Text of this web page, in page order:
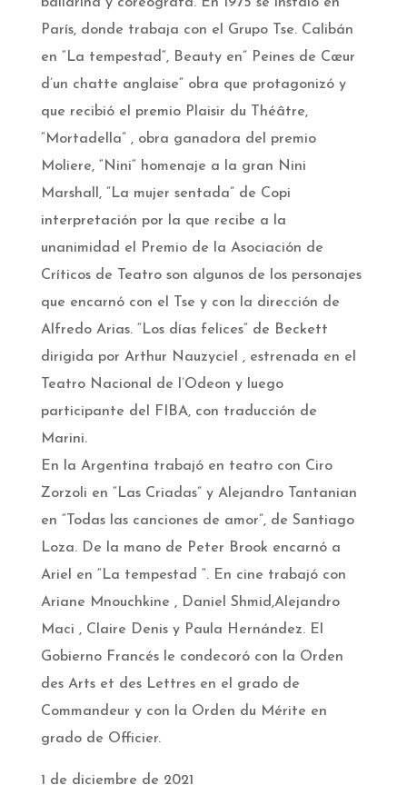
París, donde trabaja con el Grupo Tse. Calibán
en “La tempestad“, Beauty en” Peines de Cœur
d’un chatte anglaise“ obra que protagonizó y
que recibió el premio Plaisir du Théâtre,
“Mortadella” , obra ganadora del premio
Moliere, “Nini“ homenaje a la gran Nini
Marshall, “La mujer sentada” de Copi
interpretación por la que recibe a la
unanimidad el Premio de la Asociación de
Críticos de Teatro son algunos de los personajes
que encarnó con el Tse y con la dirección de
Alfredo Arias. “Los días felices“ de Beckett
dirigida por Arthur Nauzyciel , estrenada en el
Teatro Nacional de l’Odeon y luego
participante del FIBA, con traducción de
Marini.
En la Argentina trabajó en teatro con Ciro
Zorzoli en “Las Criadas” y Alejandro Tantanian
en “Todas las canciones de amor”, de Santiago
Loza. De la mano de Peter Brook encarnó a
Ariel en “La tempestad “. En cine trabajó con
Ariane Mnouchkine , Daniel Shmid,Alejandro
Maci , Claire Denis y Paula Hernández. El
Gobierno Francés le condecoró con la Orden
des Arts et des Lettres en el grado de
Commandeur y con la Orden du Mérite en
grado de Officier.
1 de diciembre de 2021